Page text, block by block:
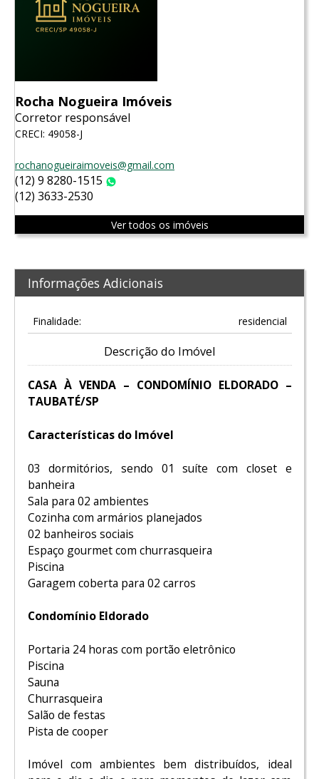
Rocha Nogueira Imóveis
Corretor responsável
CRECI: 49058-J
rochanogueiraimoveis@gmail.com
(12) 9 8280-1515
(12) 3633-2530
Ver todos os imóveis
Informações Adicionais
Finalidade: residencial
Descrição do Imóvel
CASA À VENDA – CONDOMÍNIO ELDORADO –
TAUBATÉ/SP
Características do Imóvel
03 dormitórios, sendo 01 suíte com closet e
banheira
Sala para 02 ambientes
Cozinha com armários planejados
02 banheiros sociais
Espaço gourmet com churrasqueira
Piscina
Garagem coberta para 02 carros
Condomínio Eldorado
Portaria 24 horas com portão eletrônico
Piscina
Sauna
Churrasqueira
Salão de festas
Pista de cooper
Imóvel com ambientes bem distribuídos, ideal